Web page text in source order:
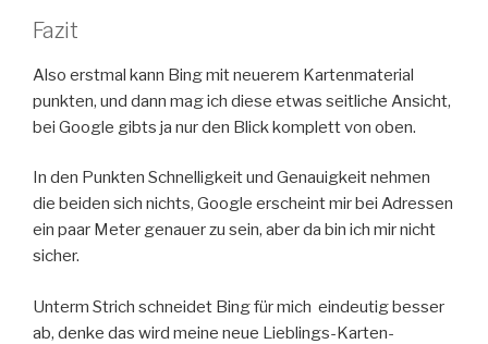
Fazit
Also erstmal kann Bing mit neuerem Kartenmaterial
punkten, und dann mag ich diese etwas seitliche Ansicht,
bei Google gibts ja nur den Blick komplett von oben.
In den Punkten Schnelligkeit und Genauigkeit nehmen
die beiden sich nichts, Google erscheint mir bei Adressen
ein paar Meter genauer zu sein, aber da bin ich mir nicht
sicher.
Unterm Strich schneidet Bing für mich eindeutig besser
ab, denke das wird meine neue Lieblings-Karten-